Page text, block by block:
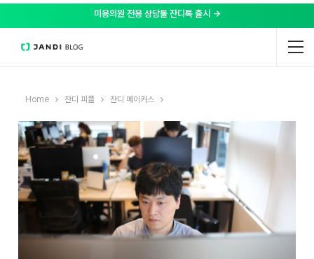
미용의원 전용 상담툴 잔디톡 출시 →
Home 잔디 피플 잔디 메이커스